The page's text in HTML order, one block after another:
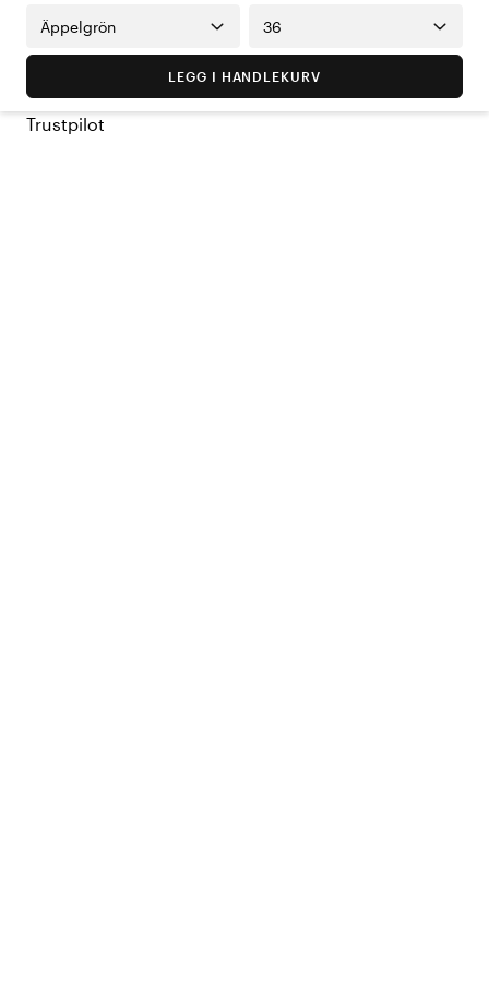
Äppelgrön 36
LEGG I HANDLEKURV
Trustpilot